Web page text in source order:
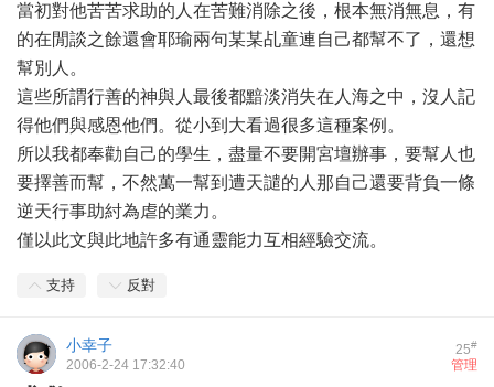
當初對他苦苦求助的人在苦難消除之後，根本無消無息，有
的在閒談之餘還會耶瑜兩句某某乩童連自己都幫不了，還想
幫別人。
這些所謂行善的神與人最後都黯淡消失在人海之中，沒人記
得他們與感恩他們。從小到大看過很多這種案例。
所以我都奉勸自己的學生，盡量不要開宮壇辦事，要幫人也
要擇善而幫，不然萬一幫到遭天譴的人那自己還要背負一條
逆天行事助紂為虐的業力。
僅以此文與此地許多有通靈能力互相經驗交流。
支持 反對
25#
小幸子
管理
2006-2-24 17:32:40